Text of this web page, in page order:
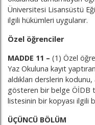
Üniversitesi Lisansüstü
ilgili hükümleri uygulanır.
Özel öğrenciler
MADDE 11 – (1) Özel
Yaz Okuluna kayıt
aldıkları derslerin
gösteren bir belge ÖİDB
listesinin bir kopyası ilgili
ÜÇÜNCÜ BÖLÜM